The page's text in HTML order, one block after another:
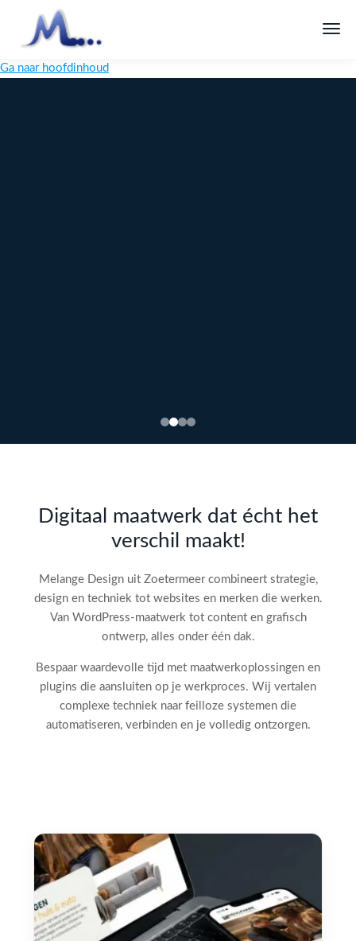
Ga naar hoofdinhoud
de SEO-
audit
Digitaal maatwerk dat écht het
verschil maakt!
Melange Design uit Zoetermeer combineert strategie,
design en techniek tot websites en merken die werken.
Van WordPress-maatwerk tot content en grafisch
ontwerp, alles onder één dak.
Bespaar waardevolle tijd met maatwerkoplossingen en
plugins die aansluiten op je werkproces. Wij vertalen
complexe techniek naar feilloze systemen die
automatiseren, verbinden en je volledig ontzorgen.